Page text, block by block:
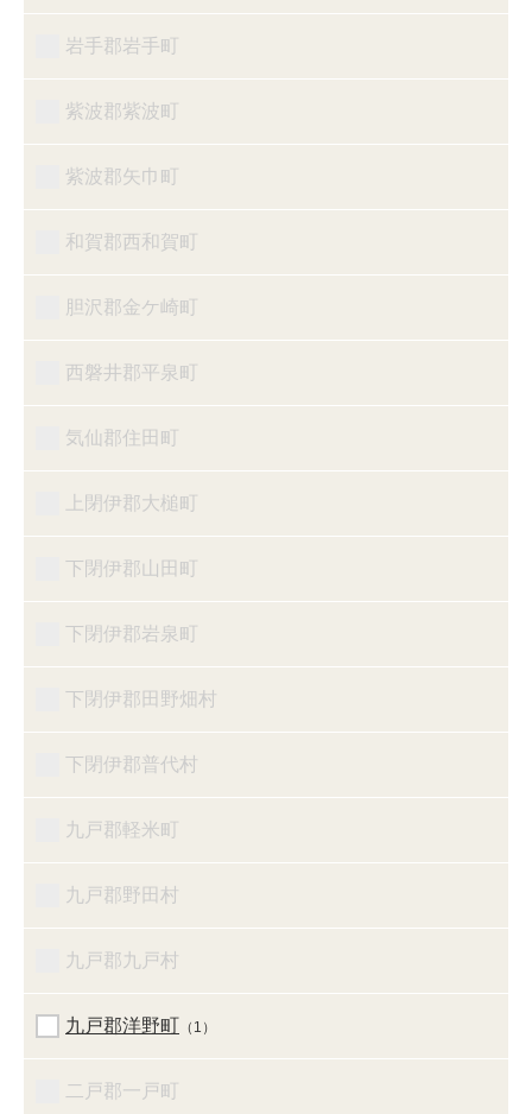
岩手郡岩手町
紫波郡紫波町
紫波郡矢巾町
和賀郡西和賀町
胆沢郡金ケ崎町
西磐井郡平泉町
気仙郡住田町
上閉伊郡大槌町
下閉伊郡山田町
下閉伊郡岩泉町
下閉伊郡田野畑村
下閉伊郡普代村
九戸郡軽米町
九戸郡野田村
九戸郡九戸村
九戸郡洋野町 （1）
二戸郡一戸町